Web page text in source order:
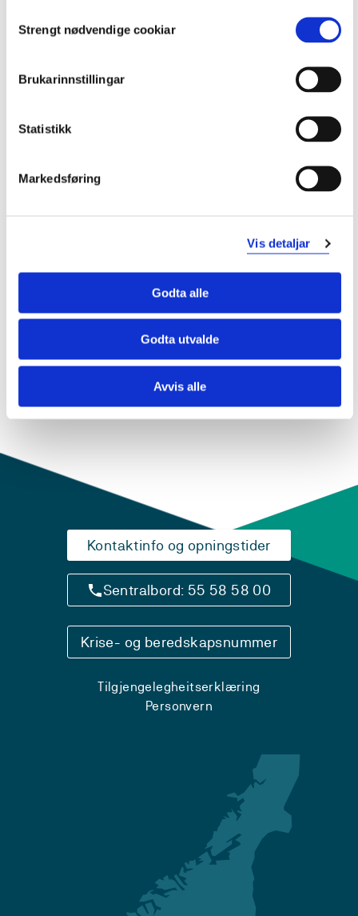
Selection
Strengt nødvendige cookiar
Brukarinnstillingar
Statistikk
Markedsføring
Vis detaljar
Godta alle
Godta utvalde
Avvis alle
dersom fastlegen
Kontaktinfo og opningstider
Sentralbord: 55 58 58 00
Krise- og beredskapsnummer
Tilgjengelegheitserklæring
Personvern